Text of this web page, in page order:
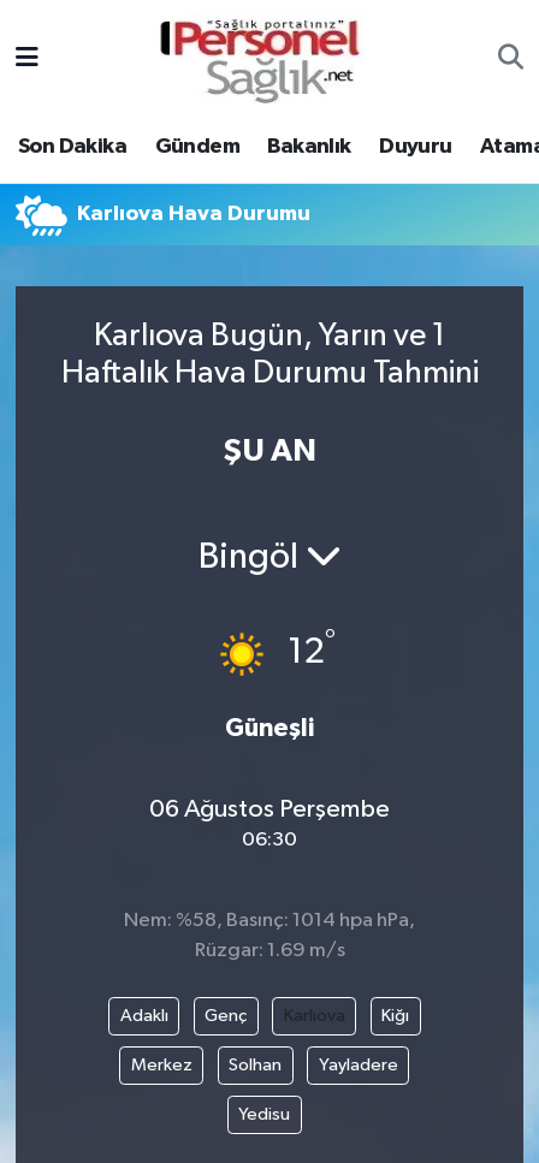
Son Dakika Gündem Bakanlık Duyuru
Karlıova Hava Durumu
Karlıova Bugün, Yarın ve 1
Haftalık Hava Durumu Tahmini
ŞU AN
Bingöl
12°
Güneşli
06 Ağustos Perşembe
06:30
Nem: %58, Basınç: 1014 hpa hPa,
Rüzgar: 1.69 m/s
Adaklı Genç Karlıova Kiğı
Merkez Solhan Yayladere
Yedisu
Gündem
Bakanlık
Atamalar
Nöbetçi Eczaneler
Hava Durumu
Trafik Durumu
Tüm Manşetler